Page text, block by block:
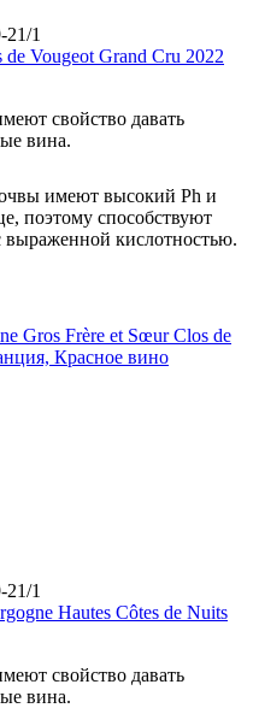
21/1
свойство давать
вина.
имеют высокий Ph и
поэтому способствуют
кислотностью.
Gros Frère et Sœur Clos de
Красное вино
21/1
свойство давать
вина.